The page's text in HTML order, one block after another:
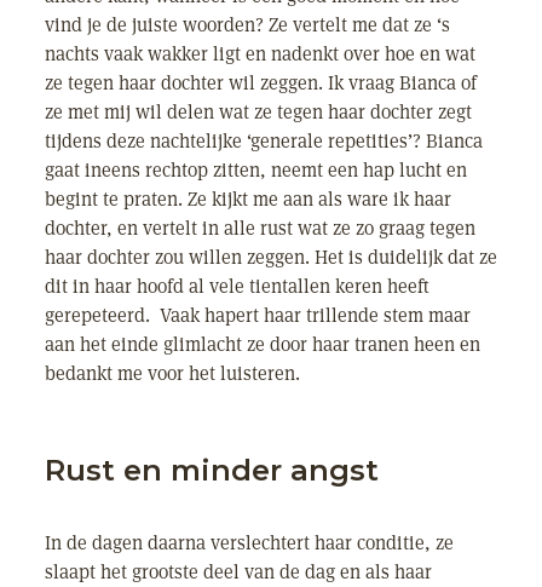
vind je de juiste woorden? Ze vertelt me dat ze ‘s
nachts vaak wakker ligt en nadenkt over hoe en wat
ze tegen haar dochter wil zeggen. Ik vraag Bianca of
ze met mij wil delen wat ze tegen haar dochter zegt
tijdens deze nachtelijke ‘generale repetities’? Bianca
gaat ineens rechtop zitten, neemt een hap lucht en
begint te praten. Ze kijkt me aan als ware ik haar
dochter, en vertelt in alle rust wat ze zo graag tegen
haar dochter zou willen zeggen. Het is duidelijk dat ze
dit in haar hoofd al vele tientallen keren heeft
gerepeteerd. Vaak hapert haar trillende stem maar
aan het einde glimlacht ze door haar tranen heen en
bedankt me voor het luisteren.
Rust en minder angst
In de dagen daarna verslechtert haar conditie, ze
slaapt het grootste deel van de dag en als haar